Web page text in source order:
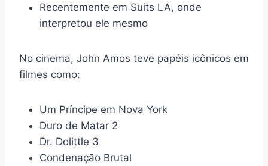
Recentemente em Suits LA, onde
interpretou ele mesmo
No cinema, John Amos teve papéis icônicos em
filmes como:
Um Príncipe em Nova York
Duro de Matar 2
Dr. Dolittle 3
Condenação Brutal